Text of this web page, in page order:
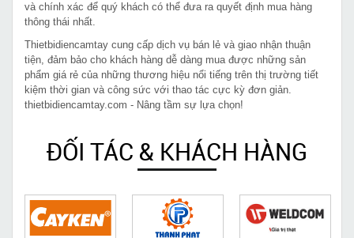
và chính xác để quý khách có thể đưa ra quyết định mua hàng
thông thái nhất.
Thietbidiencamtay cung cấp dịch vụ bán lẻ và giao nhận thuận
tiện, đảm bảo cho khách hàng dễ dàng mua được những sản
phẩm giá rẻ của những thương hiệu nổi tiếng trên thị trường tiết
kiệm thời gian và công sức với thao tác cực kỳ đơn giản.
thietbidiencamtay.com - Nâng tầm sự lựa chọn!
ĐỐI TÁC & KHÁCH HÀNG